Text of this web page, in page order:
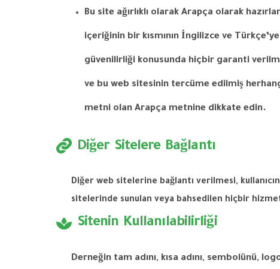
Bu site ağırlıklı olarak Arapça olarak
içeriğinin bir kısmının İngilizce ve
güvenilirliği konusunda hiçbir garanti
ve bu web sitesinin tercüme edilmiş
metni olan Arapça metnine dikkate edin.
Diğer Sitelere Bağlantı
Diğer web sitelerine bağlantı verilmesi,
sitelerinde sunulan veya bahsedilen hiçbir
Sitenin Kullanılabilirliği
Derneğin tam adını, kısa adını, sembolünü,